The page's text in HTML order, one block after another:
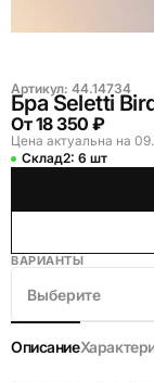
Артикул: 44.14734
Бра Seletti
От18 350 ₽
Цена актуальна на
Склад2: 6 шт
ВАРИАНТЫ
Выберите
Описание